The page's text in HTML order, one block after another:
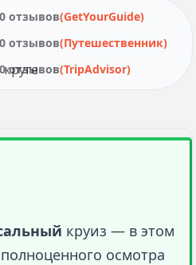
отзывов(GetYourGuide)
отзывов(Путешественник)
отзывов(TripAdvisor)
круиз — в этом
осмотра